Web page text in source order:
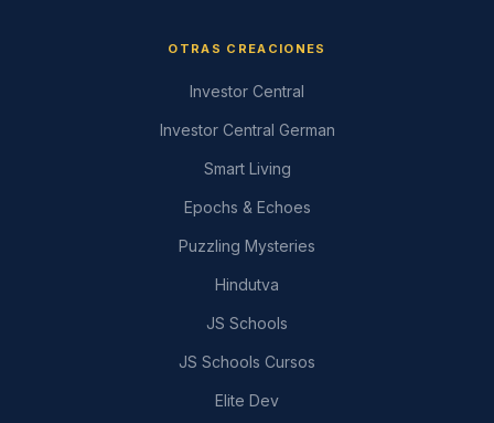
OTRAS CREACIONES
Investor Central
Investor Central German
Smart Living
Epochs & Echoes
Puzzling Mysteries
Hindutva
JS Schools
JS Schools Cursos
Elite Dev